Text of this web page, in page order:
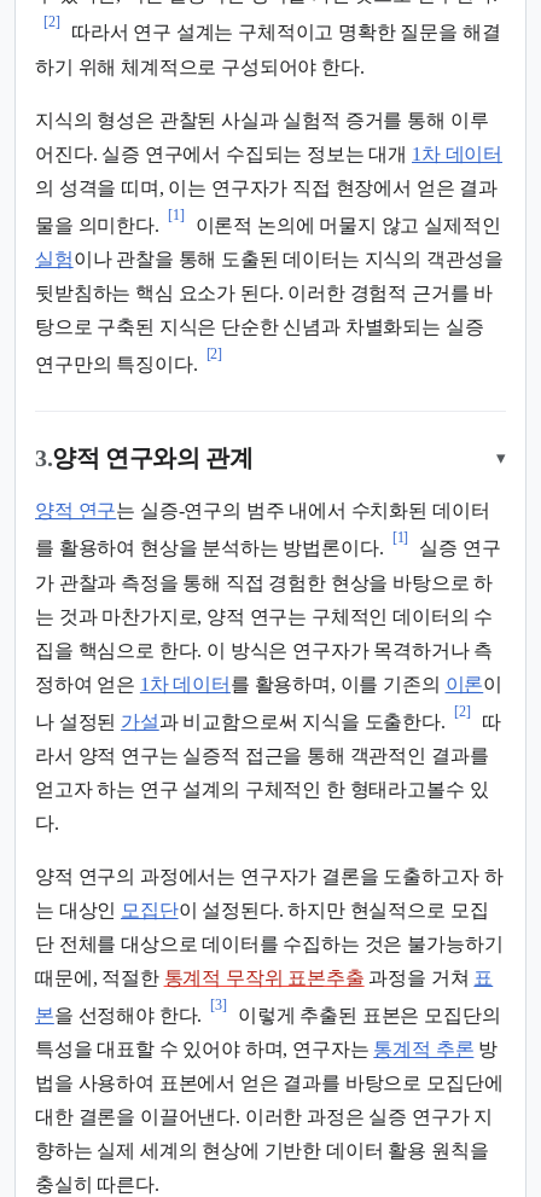
[2]
따라서 연구 설계는 구체적이고 명확한 질문을 해결
하기 위해 체계적으로 구성되어야 한다.
지식의 형성은 관찰된 사실과 실험적 증거를 통해 이루
어진다. 실증 연구에서 수집되는 정보는 대개 1차 데이터
의 성격을 띠며, 이는 연구자가 직접 현장에서 얻은 결과
물을 의미한다.
[1]
이론적 논의에 머물지 않고 실제적인
실험이나 관찰을 통해 도출된 데이터는 지식의 객관성을
뒷받침하는 핵심 요소가 된다. 이러한 경험적 근거를 바
탕으로 구축된 지식은 단순한 신념과 차별화되는 실증
연구만의 특징이다.
[2]
3.양적 연구와의 관계 ▾
양적 연구는 실증-연구의 범주 내에서 수치화된 데이터
를 활용하여 현상을 분석하는 방법론이다.
[1]
실증 연구
가 관찰과 측정을 통해 직접 경험한 현상을 바탕으로 하
는 것과 마찬가지로, 양적 연구는 구체적인 데이터의 수
집을 핵심으로 한다. 이 방식은 연구자가 목격하거나 측
정하여 얻은 1차 데이터 를 활용하며, 이를 기존의 이론이
나 설정된 가설과 비교함으로써 지식을 도출한다.
[2]
따
라서 양적 연구는 실증적 접근을 통해 객관적인 결과를
얻고자 하는 연구 설계의 구체적인 한 형태라고볼수 있
다.
양적 연구의 과정에서는 연구자가 결론을 도출하고자 하
는 대상인 모집단이 설정된다. 하지만 현실적으로 모집
단 전체를 대상으로 데이터를 수집하는 것은 불가능하기
때문에, 적절한 통계적 무작위 표본추출 과정을 거쳐 표
본을 선정해야 한다.
[3]
이렇게 추출된 표본은 모집단의
특성을 대표할 수 있어야 하며, 연구자는 통계적 추론 방
법을 사용하여 표본에서 얻은 결과를 바탕으로 모집단에
대한 결론을 이끌어낸다. 이러한 과정은 실증 연구가 지
향하는 실제 세계의 현상에 기반한 데이터 활용 원칙을
충실히 따른다.